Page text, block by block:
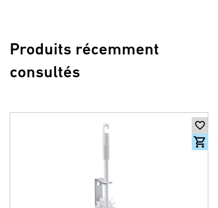
Produits récemment
consultés